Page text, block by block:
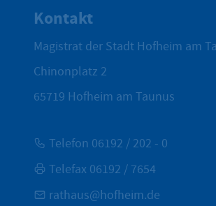
Kontakt
Magistrat der Stadt Hofheim am
Chinonplatz 2
65719 Hofheim am Taunus
Telefon 06192 / 202 - 0
Telefax 06192 / 7654
rathaus@hofheim.de